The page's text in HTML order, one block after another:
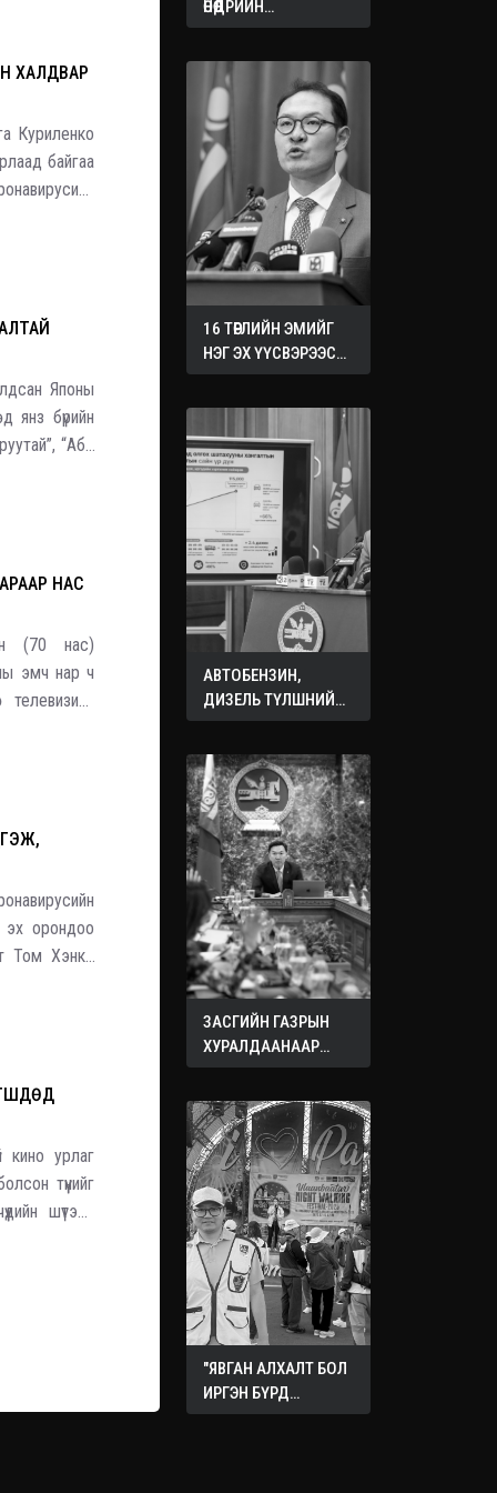
ХАЛДВАР
Куриленко
байгаа
Японы
янз бүрийн
“Абэ
НАС
(70 нас)
эмч нар ч
эх орондоо
Том Хэнкс
кино урлаг
түүнийг
шүтээн
ӨНӨӨДРИЙН
ХУРАЛДААНААС
ШИЙДВЭРҮҮД
16 ТӨРЛИЙН ЭМИЙГ
НЭГ ЭХ ҮҮСВЭРЭЭС
ХУДАЛДАН АВАХ
АВТОБЕНЗИН,
ДИЗЕЛЬ ТҮЛШНИЙ
ОНЦГОЙ АЛБАН
ЗАСГИЙН ГАЗРЫН
ХУРАЛДААНААР
ХЭЛЭЛЦЭЖ БУЙ
"ЯВГАН АЛХАЛТ БОЛ
ИРГЭН БҮРД
ХҮРТЭЭМЖТЭЙ